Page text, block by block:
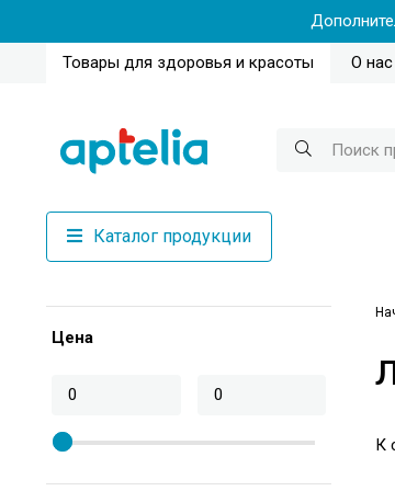
Товары для здоровья и красоты О нас
Каталог продукции
Цена
К